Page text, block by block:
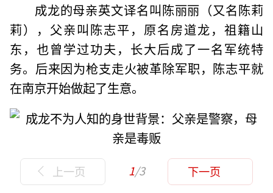
成龙的母亲英文译名叫陈丽丽（又名陈莉
莉），父亲叫陈志平，原名房道龙，祖籍山
东，也曾学过功夫，长大后成了一名军统特
务。后来因为枪支走火被革除军职，陈志平就
在南京开始做起了生意。
上一页 1/3 下一页